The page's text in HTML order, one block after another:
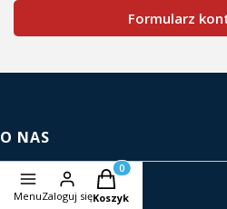
Formularz
Linki w stopce
O NAS
Kontakt i dane firmy
MenuZaloguj się
Produkty w koszyku:
Koszyk